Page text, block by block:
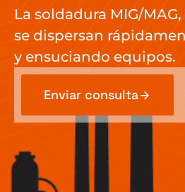
La soldadura MIG/
se dispersan
y ensuciando equipos.
Enviar consulta